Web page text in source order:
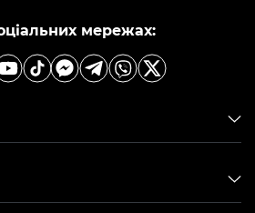
мережах: